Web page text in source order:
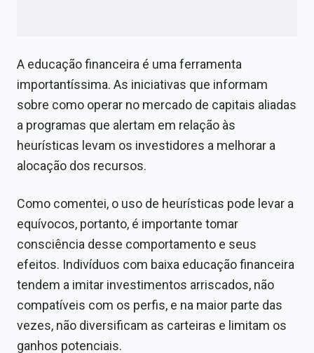
A educação financeira é uma ferramenta
importantíssima. As iniciativas que informam
sobre como operar no mercado de capitais aliadas
a programas que alertam em relação às
heurísticas levam os investidores a melhorar a
alocação dos recursos.
Como comentei, o uso de heurísticas pode levar a
equívocos, portanto, é importante tomar
consciência desse comportamento e seus
efeitos. Indivíduos com baixa educação financeira
tendem a imitar investimentos arriscados, não
compatíveis com os perfis, e na maior parte das
vezes, não diversificam as carteiras e limitam os
ganhos potenciais.